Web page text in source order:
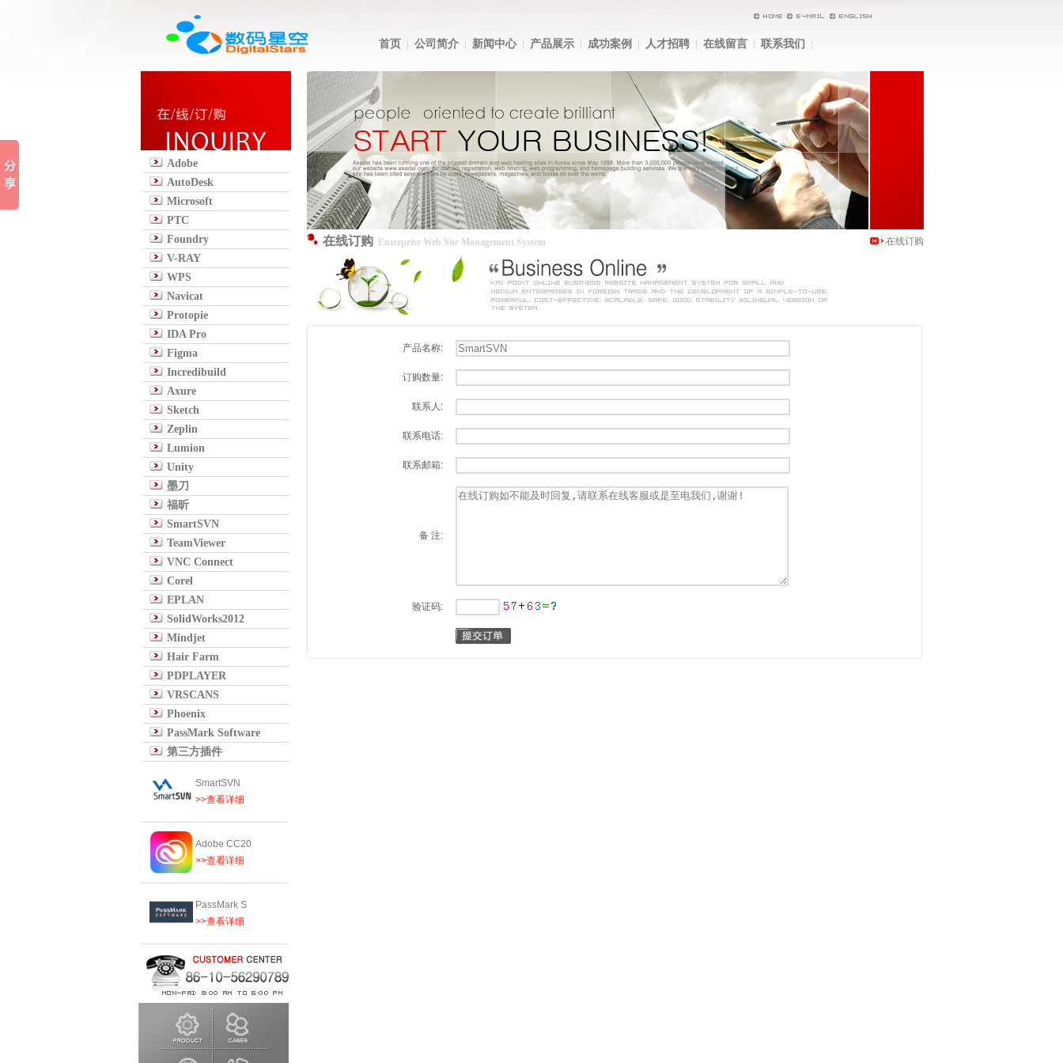
首页 公司简介 新闻中心 产品展示 成功案例 人才招聘 在线留言 联系我们
Adobe
AutoDesk
Microsoft
PTC
Foundry
V-RAY
WPS
Navicat
Protopie
IDA Pro
Figma
Incredibuild
Axure
Sketch
Zeplin
Lumion
Unity
墨刀
福昕
SmartSVN
TeamViewer
VNC Connect
Corel
EPLAN
SolidWorks2012
Mindjet
Hair Farm
PDPLAYER
VRSCANS
Phoenix
PassMark Software
第三方插件
SmartSVN
>>查看详细
Adobe CC20
>>查看详细
PassMark S
>>查看详细
在线订购 Enterprise Web Site Management System 在线订购
产品名称:
订购数量:
联系人:
联系电话:
联系邮箱:
备 注:
验证码: